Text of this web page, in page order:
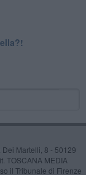
Martelli, 8 - 50129
TOSCANA MEDIA
il Tribunale di Firenze